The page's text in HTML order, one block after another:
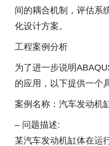
间的耦合机制，评估系
化设计方案。
工程案例分析
为了进一步说明
的应用，以下提供一个
案例名称：汽车发动机
– 问题描述:
某汽车发动机缸体在运